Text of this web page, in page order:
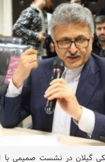
گیلان در نشست صمیمی با